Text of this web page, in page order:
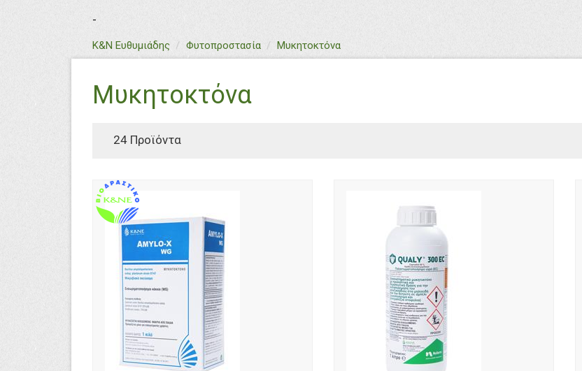
-
Κ&Ν Ευθυμιάδης textΦυτοπροστασία Μυκητοκτόνα
Μυκητοκτόνα
24 Προϊόντα